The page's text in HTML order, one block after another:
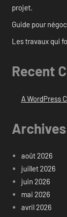
projet.
Guide pour
Les travaux qui
Recent
A WordPress
Archives
août 2026
juillet 2026
juin 2026
mai 2026
avril 2026